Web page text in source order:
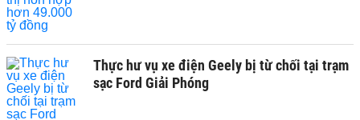
Thực hư vụ xe điện Geely bị từ chối tại trạm
sạc Ford Giải Phóng